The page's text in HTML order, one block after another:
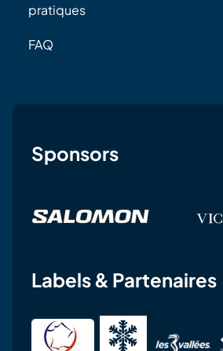
pratiques
FAQ
Sponsors
Labels & Partenaires